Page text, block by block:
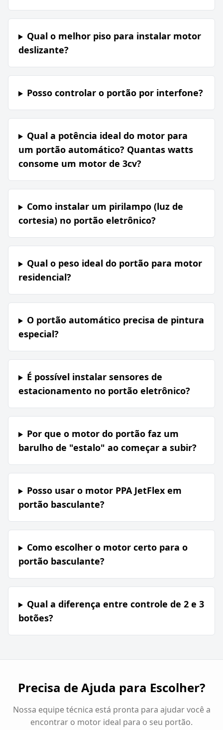
Qual o melhor piso para instalar motor
deslizante?
Posso controlar o portão por interfone?
Qual a potência ideal do motor para
um portão automático? Quantas watts
consome um motor de 3cv?
Como instalar um pirilampo (luz de
cortesia) no portão eletrônico?
Qual o peso ideal do portão para motor
residencial?
O portão automático precisa de pintura
especial?
É possível instalar sensores de
estacionamento no portão eletrônico?
Por que o motor do portão faz um
barulho de "estalo" ao começar a subir?
Posso usar o motor PPA JetFlex em
portão basculante?
Como escolher o motor certo para o
portão basculante?
Qual a diferença entre controle de 2 e 3
botões?
Precisa de Ajuda para Escolher?
Nossa equipe técnica está pronta para ajudar você a
encontrar o motor ideal para o seu portão.